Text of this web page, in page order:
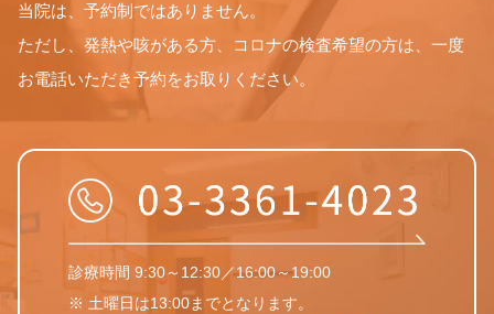
当院は、予約制ではありません。
ただし、発熱や咳がある方、コロナの検査希望の方は、一度
お電話いただき予約をお取りください。
診療時間 9:30～12:30／16:00～19:00
※ 土曜日は13:00までとなります。